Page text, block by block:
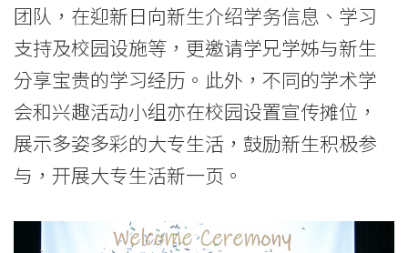
香
港
浸
会
大
学
团队，在迎新日向新生介绍学务信息、学习
支持及校园设施等，更邀请学兄学姊与新生
分享宝贵的学习经历。此外，不同的学术学
会和兴趣活动小组亦在校园设置宣传摊位，
展示多姿多彩的大专生活，鼓励新生积极参
与，开展大专生活新一页。